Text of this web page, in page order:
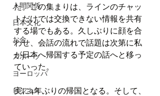
人間関係
日本文化
お金
スポーツ
ヨーロッパ
ビジネス
た。この集まりは、ラインのチャッ
トだけでは交換できない情報を共有
する場でもある。久しぶりに顔を合
わせ、会話の流れで話題は次第に私
が日本へ帰国する予定の話へと移っ
ていった。
実に4年ぶりの帰国となる。そして、